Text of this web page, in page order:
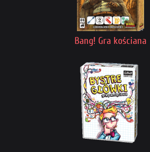
Bang! Gra kościana